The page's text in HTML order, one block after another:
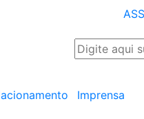
Imprensa